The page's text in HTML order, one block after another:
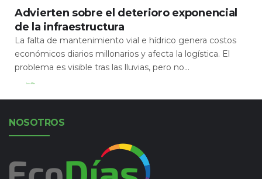
Advierten sobre el deterioro exponencial
de la infraestructura
La falta de mantenimiento vial e hídrico genera costos
económicos diarios millonarios y afecta la logística. El
problema es visible tras las lluvias, pero no...
Leer Más
NOSOTROS